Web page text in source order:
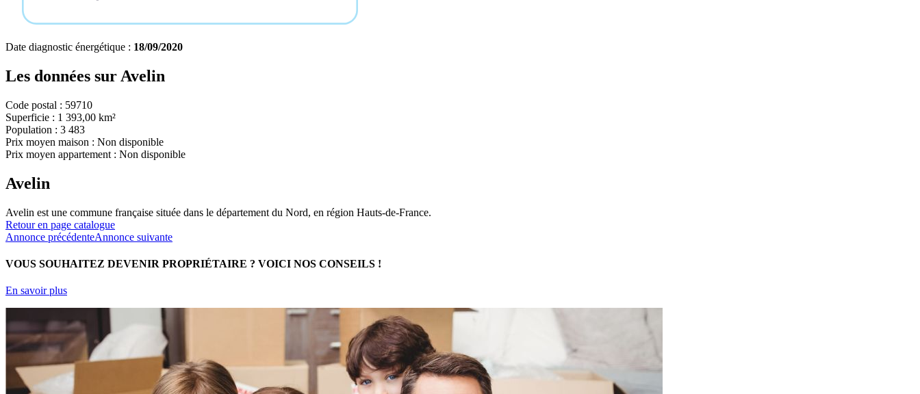
Date diagnostic énergétique : 18/09/2020
Les données sur Avelin
Code postal : 59710
Superficie : 1 393,00 km²
Population : 3 483
Prix moyen maison : Non disponible
Prix moyen appartement : Non disponible
Avelin
Avelin est une commune française située dans le département du Nord, en région Hauts-de-France.
Retour en page catalogue
Annonce précédenteAnnonce suivante
VOUS SOUHAITEZ DEVENIR PROPRIÉTAIRE ? VOICI NOS CONSEILS !
En savoir plus